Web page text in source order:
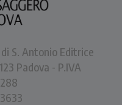
di S. Antonio Editrice
Padova - P.IVA